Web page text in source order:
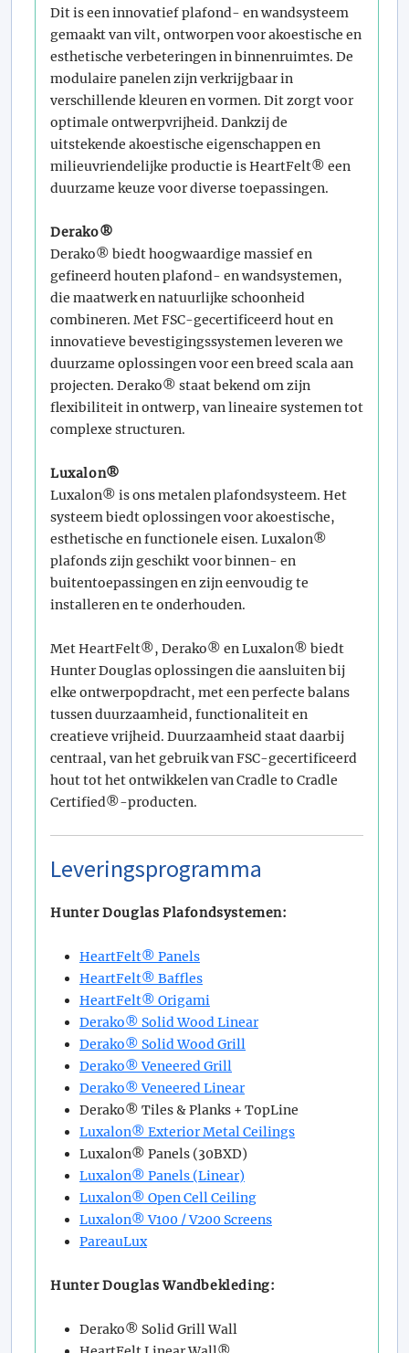
Dit is een innovatief plafond- en wandsysteem
gemaakt van vilt, ontworpen voor akoestische en
esthetische verbeteringen in binnenruimtes. De
modulaire panelen zijn verkrijgbaar in
verschillende kleuren en vormen. Dit zorgt voor
optimale ontwerpvrijheid. Dankzij de
uitstekende akoestische eigenschappen en
milieuvriendelijke productie is HeartFelt® een
duurzame keuze voor diverse toepassingen.
Derako®
Derako® biedt hoogwaardige massief en
gefineerd houten plafond- en wandsystemen,
die maatwerk en natuurlijke schoonheid
combineren. Met FSC-gecertificeerd hout en
innovatieve bevestigingssystemen leveren we
duurzame oplossingen voor een breed scala aan
projecten. Derako® staat bekend om zijn
flexibiliteit in ontwerp, van lineaire systemen tot
complexe structuren.
Luxalon®
Luxalon® is ons metalen plafondsysteem. Het
systeem biedt oplossingen voor akoestische,
esthetische en functionele eisen. Luxalon®
plafonds zijn geschikt voor binnen- en
buitentoepassingen en zijn eenvoudig te
installeren en te onderhouden.
Met HeartFelt®, Derako® en Luxalon® biedt
Hunter Douglas oplossingen die aansluiten bij
elke ontwerpopdracht, met een perfecte balans
tussen duurzaamheid, functionaliteit en
creatieve vrijheid. Duurzaamheid staat daarbij
centraal, van het gebruik van FSC-gecertificeerd
hout tot het ontwikkelen van Cradle to Cradle
Certified®-producten.
Leveringsprogramma
Hunter Douglas Plafondsystemen:
HeartFelt® Panels
HeartFelt® Baffles
HeartFelt® Origami
Derako® Solid Wood Linear
Derako® Solid Wood Grill
Derako® Veneered Grill
Derako® Veneered Linear
Derako® Tiles & Planks + TopLine
Luxalon® Exterior Metal Ceilings
Luxalon® Panels (30BXD)
Luxalon® Panels (Linear)
Luxalon® Open Cell Ceiling
Luxalon® V100 / V200 Screens
PareauLux
Hunter Douglas Wandbekleding:
Derako® Solid Grill Wall